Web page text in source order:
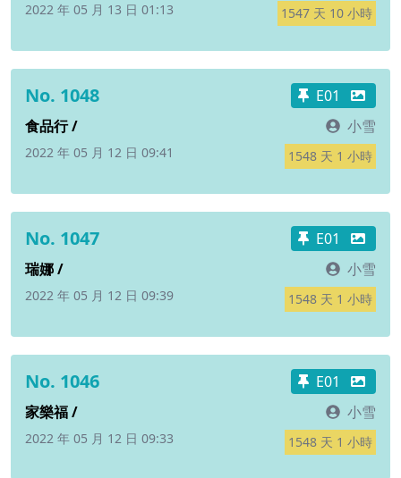
2022 年 05 月 13 日 01:13 1547 天 10 小時
No. 1048
E01
食品行 /
小雪
2022 年 05 月 12 日 09:41 1548 天 1 小時
No. 1047
E01
瑞娜 /
小雪
2022 年 05 月 12 日 09:39 1548 天 1 小時
No. 1046
E01
家樂福 /
小雪
2022 年 05 月 12 日 09:33 1548 天 1 小時